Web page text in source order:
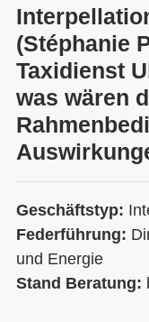
(Stéphanie
Taxidienst
was wären
Geschäftstyp:
Federführung:
und Energie
Stand Beratung: